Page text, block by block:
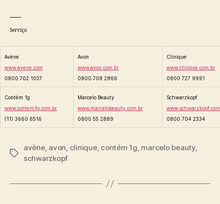
—-
Serviço
Avène
www.avene.com
0800 702 1037
Avon
www.avon.com.br
0800 708 2866
Clinique
www.clinique.com.br
0800 727 9991
Contém 1g
www.contem1g.com.br
(11) 3660 6516
Marcelo Beauty
www.marcelobeauty.com.br
0800 55 2889
Schwarzkopf
0800 704 2334
Tags
avène, avon, clinique, contém 1g, marcelo beauty,
schwarzkopf